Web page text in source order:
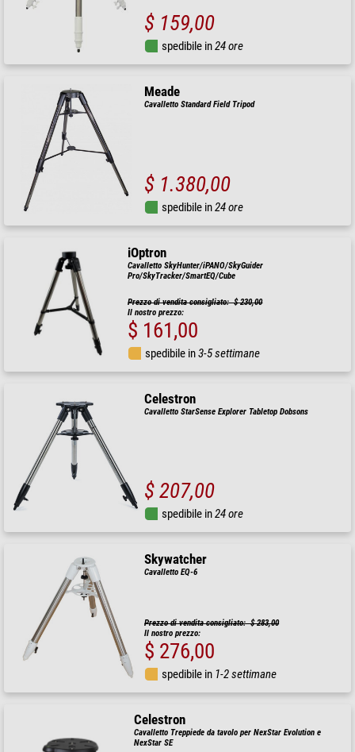
$ 159,00
spedibile in24 ore
Meade
Cavalletto Standard Field Tripod
$ 1.380,00
spedibile in24 ore
iOptron
Cavalletto SkyHunter/iPANO/SkyGuider
Pro/SkyTracker/SmartEQ/Cube
Prezzo di vendita consigliato: $ 230,00
Il nostro prezzo:
$ 161,00
spedibile in3-5 settimane
Celestron
Cavalletto StarSense Explorer Tabletop Dobsons
$ 207,00
spedibile in24 ore
Skywatcher
Cavalletto EQ-6
Prezzo di vendita consigliato: $ 283,00
Il nostro prezzo:
$ 276,00
spedibile in 1-2 settimane
Celestron
Cavalletto Treppiede da tavolo per NexStar Evolution e
NexStar SE